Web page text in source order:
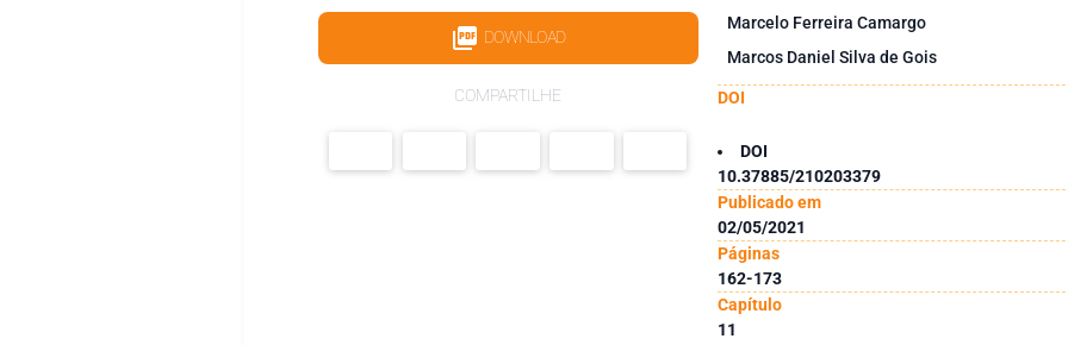
DOWNLOAD
COMPARTILHE
Marcelo Ferreira Camargo
Marcos Daniel Silva de Gois
DOI
DOI
10.37885/210203379
Publicado em
02/05/2021
Páginas
162-173
Capítulo
11